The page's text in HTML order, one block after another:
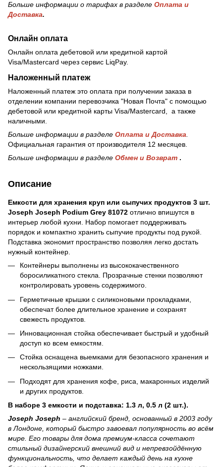
Больше информации о тарифах в разделе Оплата и
Доставка.
Онлайн оплата
Онлайн оплата дебетовой или кредитной картой
Visa/Mastercard через сервис LiqPay.
Наложенный платеж
Наложенный платеж это оплата при получении заказа в
отделении компании перевозчика "Новая Почта" с помощью
дебетовой или кредитной карты Visa/Mastercard, а также
наличными.
Больше информации в разделе Оплата и Доставка
Официальная гарантия от производителя 12 месяцев.
Больше информации в разделе Обмен и Возврат .
Описание
Емкости для хранения круп или сыпучих продуктов 3 шт.
Joseph Joseph Podium Grey 81072 отлично впишутся в
интерьер любой кухни. Набор помогает поддерживать
порядок и компактно хранить сыпучие продукты под рукой.
Подставка экономит пространство позволяя легко достать
нужный контейнер.
Контейнеры выполнены из высококачественного
боросиликатного стекла. Прозрачные стенки позволяют
контролировать уровень содержимого.
Герметичные крышки с силиконовыми прокладками,
обеспечат более длительное хранение и сохранят
свежесть продуктов.
Инновационная стойка обеспечивает быстрый и удобный
доступ ко всем емкостям.
Стойка оснащена выемками для безопасного хранения и
нескользящими ножками.
Подходят для хранения кофе, риса, макаронных изделий
и других продуктов.
В наборе 3 емкости и подставка: 1.3 л, 0.5 л (2 шт.).
Joseph Joseph – английский бренд, основанный в 2003 году
в Лондоне, который быстро завоевал популярность во всём
мире. Его товары для дома премиум‑класса сочетают
стильный дизайнерский внешний вид и непревзойдённую
функциональность, что делает каждый день на кухне